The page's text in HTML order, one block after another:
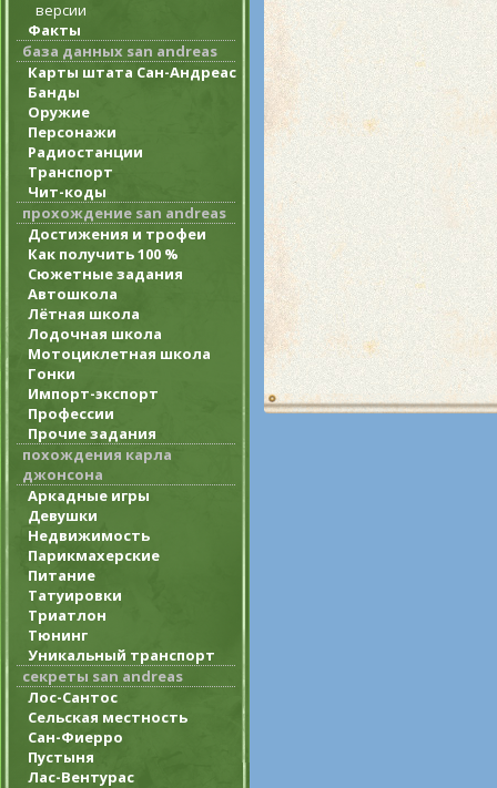
версии
Факты
база данных san andreas
Карты штата Сан-Андреас
Банды
Оружие
Персонажи
Радиостанции
Транспорт
Чит-коды
прохождение san andreas
Достижения и трофеи
Как получить 100 %
Сюжетные задания
Автошкола
Лётная школа
Лодочная школа
Мотоциклетная школа
Гонки
Импорт-экспорт
Профессии
Прочие задания
похождения карла
джонсона
Аркадные игры
Девушки
Недвижимость
Парикмахерские
Питание
Татуировки
Триатлон
Тюнинг
Уникальный транспорт
секреты san andreas
Лос-Сантос
Сельская местность
Сан-Фиерро
Пустыня
Лас-Вентурас